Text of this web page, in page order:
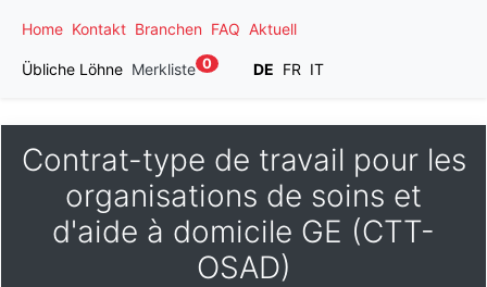
Home Kontakt Branchen FAQ Aktuell
Übliche Löhne Merkliste 0 DE FR IT
Contrat-type de travail pour les
organisations de soins et
d'aide à domicile GE (CTT-
OSAD)